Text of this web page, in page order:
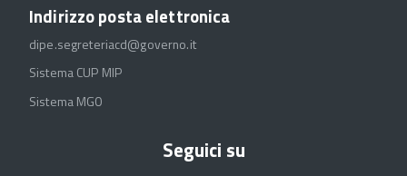
Indirizzo posta elettronica
dipe.segreteriacd@governo.it
Sistema CUP MIP
Sistema MGO
Seguici su